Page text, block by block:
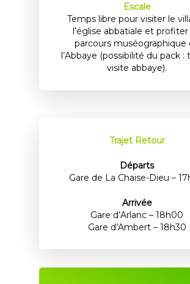
Escale
Temps libre pour visiter le
l’église abbatiale et profiter
parcours muséographique
l’Abbaye (possibilité du pack :
visite abbaye).
Trajet Retour
Départs
Gare de La Chaise-Dieu –
Arrivée
Gare d’Arlanc – 18h00
Gare d’Ambert – 18h30